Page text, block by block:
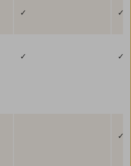
✓ ✓
✓ ✓
✓